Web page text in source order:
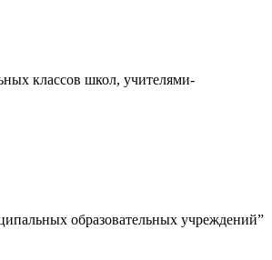
классов школ, учителями-
образовательных учреждений”